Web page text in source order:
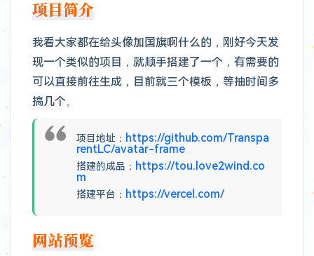
项目简介
我看大家都在给头像加国旗啊什么的，刚好今天发
现一个类似的项目，就顺手搭建了一个，有需要的
可以直接前往生成，目前就三个模板，等抽时间多
搞几个。
项目地址： https://github.com/Transpa
rentLC/avatar-frame
搭建的成品： https://tou.love2wind.co
m
搭建平台： https://vercel.com/
网站预览